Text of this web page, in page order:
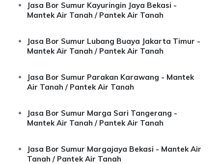
Jasa Bor Sumur Kayuringin Jaya Bekasi -
Mantek Air Tanah / Pantek Air Tanah
Jasa Bor Sumur Lubang Buaya Jakarta Timur -
Mantek Air Tanah / Pantek Air Tanah
Jasa Bor Sumur Parakan Karawang - Mantek
Air Tanah / Pantek Air Tanah
Jasa Bor Sumur Marga Sari Tangerang -
Mantek Air Tanah / Pantek Air Tanah
Jasa Bor Sumur Margajaya Bekasi - Mantek Air
Tanah / Pantek Air Tanah